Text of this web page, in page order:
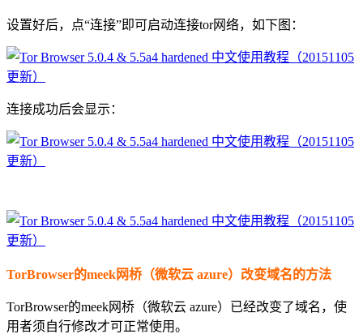
设置好后，点“连接”即可启动连接tor网络，如下图：
连接成功后会显示：
TorBrowser的meek网桥（微软云 azure）改变域名的方法
TorBrowser的meek网桥（微软云 azure）已经改变了域名，使
用者须自行修改才可正常使用。